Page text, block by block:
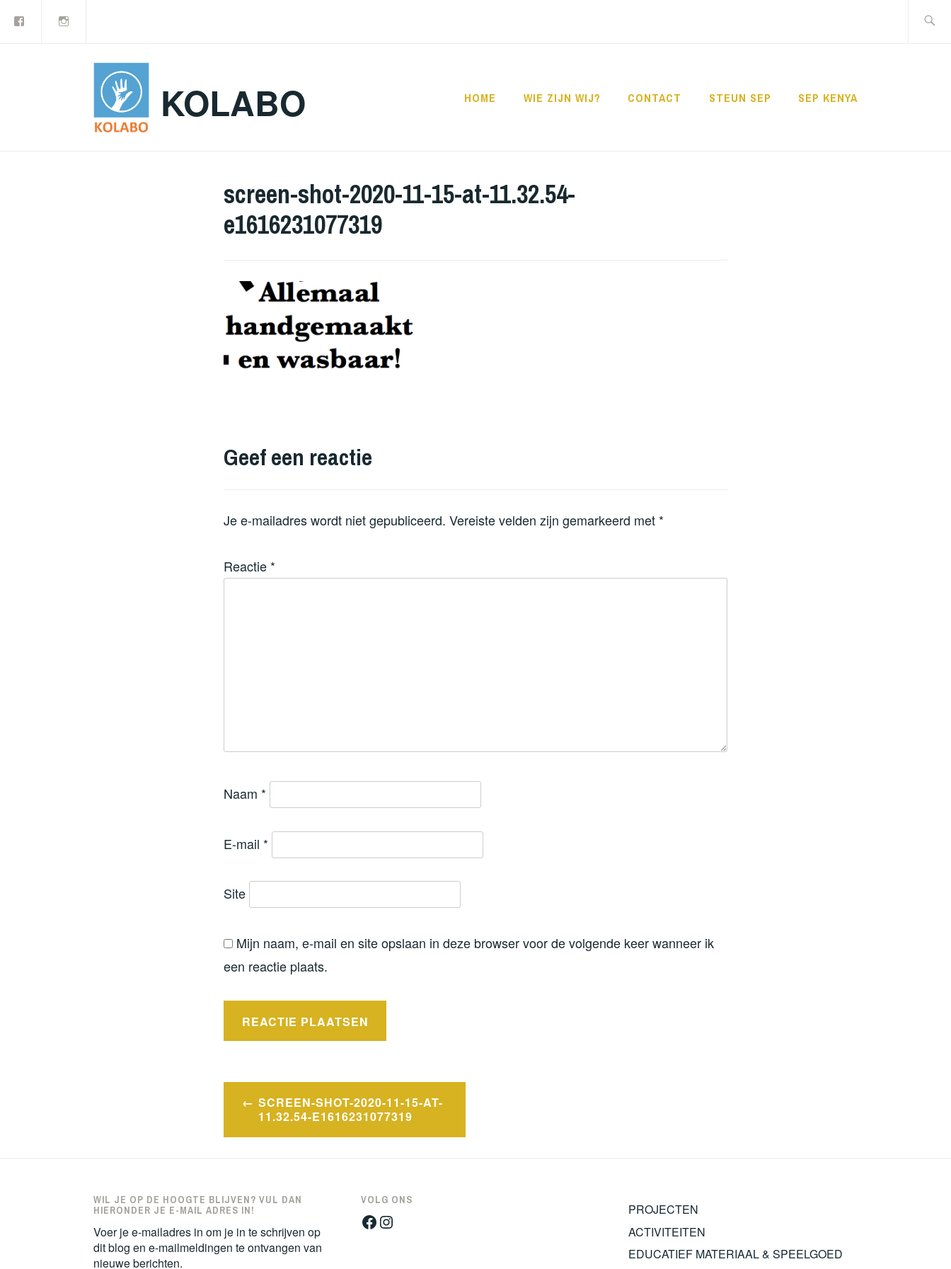
naar
KOLABO HOME WIE ZIJN WIJ? CONTACT STEUN SEP SEP KENYA
screen-shot-2020-11-15-at-11.32.54-
e1616231077319
Geef een reactie
Je e-mailadres wordt niet gepubliceerd. Vereiste velden zijn gemarkeerd met *
Reactie *
Naam *
E-mail *
Site
Mijn naam, e-mail en site opslaan in deze browser voor de volgende keer wanneer ik
een reactie plaats.
Bericht
navigatie
SCREEN-SHOT-2020-11-15-AT-
11.32.54-E1616231077319
WIL JE OP DE HOOGTE BLIJVEN? VUL DAN
HIERONDER JE E-MAIL ADRES IN!
Voer je e-mailadres in om je in te schrijven op
dit blog en e-mailmeldingen te ontvangen van
nieuwe berichten.
VOLG ONS
Facebook
Instagram
PROJECTEN
ACTIVITEITEN
EDUCATIEF MATERIAAL & SPEELGOED